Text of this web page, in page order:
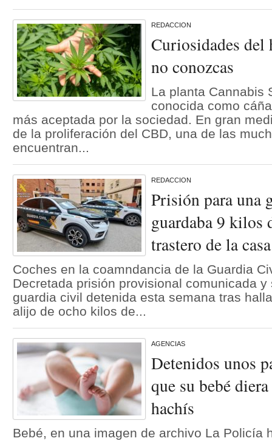
REDACCION
Curiosidades del
no conozcas
La planta Cannabis
conocida como
más aceptada por la sociedad. En gran
de la proliferación del CBD, una de las
encuentran...
REDACCION
Prisión para una
guardaba 9 kilos
trastero de la
Coches en la coamndancia de la Guardia
Decretada prisión provisional comunicada
guardia civil detenida esta semana tras
alijo de ocho kilos de...
AGENCIAS
Detenidos unos
que su bebé
hachís
Bebé, en una imagen de archivo La Policía